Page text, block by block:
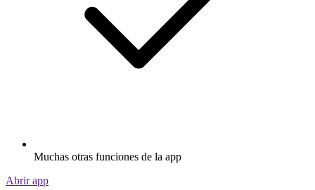
Muchas otras funciones de la app
Abrir app